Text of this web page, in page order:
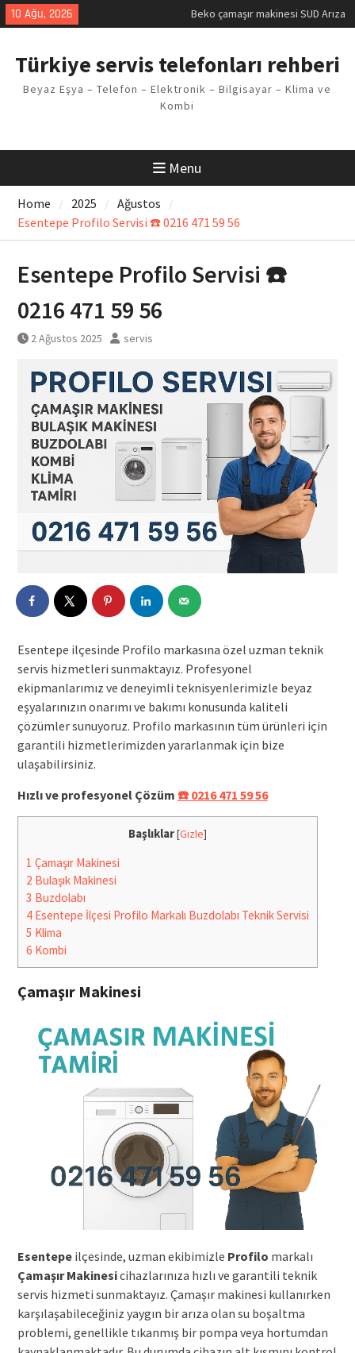
Skip
to
10 Ağu, 2026
Demirdöküm buzdolabı E1 Arıza
Arızası Çözümü
E02 Arıza Kodu Regal kombi
Sorunu
Türkiye servis telefonları rehberi
Beyaz Eşya – Telefon – Elektronik – Bilgisayar – Klima ve
Kombi
Menu
Home 2025
Ağustos
Esentepe Profilo Servisi ☎️ 0216 471 59 56
Esentepe Profilo Servisi ☎️
0216 471 59 56
2 Ağustos 2025 servis
Esentepe ilçesinde Profilo markasına özel uzman teknik
servis hizmetleri sunmaktayız. Profesyonel
ekipmanlarımız ve deneyimli teknisyenlerimizle beyaz
eşyalarınızın onarımı ve bakımı konusunda kaliteli
çözümler sunuyoruz. Profilo markasının tüm ürünleri için
garantili hizmetlerimizden yararlanmak için bize
ulaşabilirsiniz.
Hızlı ve profesyonel Çözüm ☎️ 0216 471 59 56
Başlıklar[Gizle]
1 Çamaşır Makinesi
2 Bulaşık Makinesi
3 Buzdolabı
4Esentepe İlçesi Profilo Markalı Buzdolabı Teknik Servisi
5 Klima
6 Kombi
Çamaşır Makinesi
Esentepeilçesinde, uzman ekibimizle Profilo markalı
Çamaşır Makinesicihazlarınıza hızlı ve garantili teknik
servis hizmeti sunmaktayız. Çamaşır makinesi kullanırken
karşılaşabileceğiniz yaygın bir arıza olan su boşaltma
problemi, genellikle tıkanmış bir pompa veya hortumdan